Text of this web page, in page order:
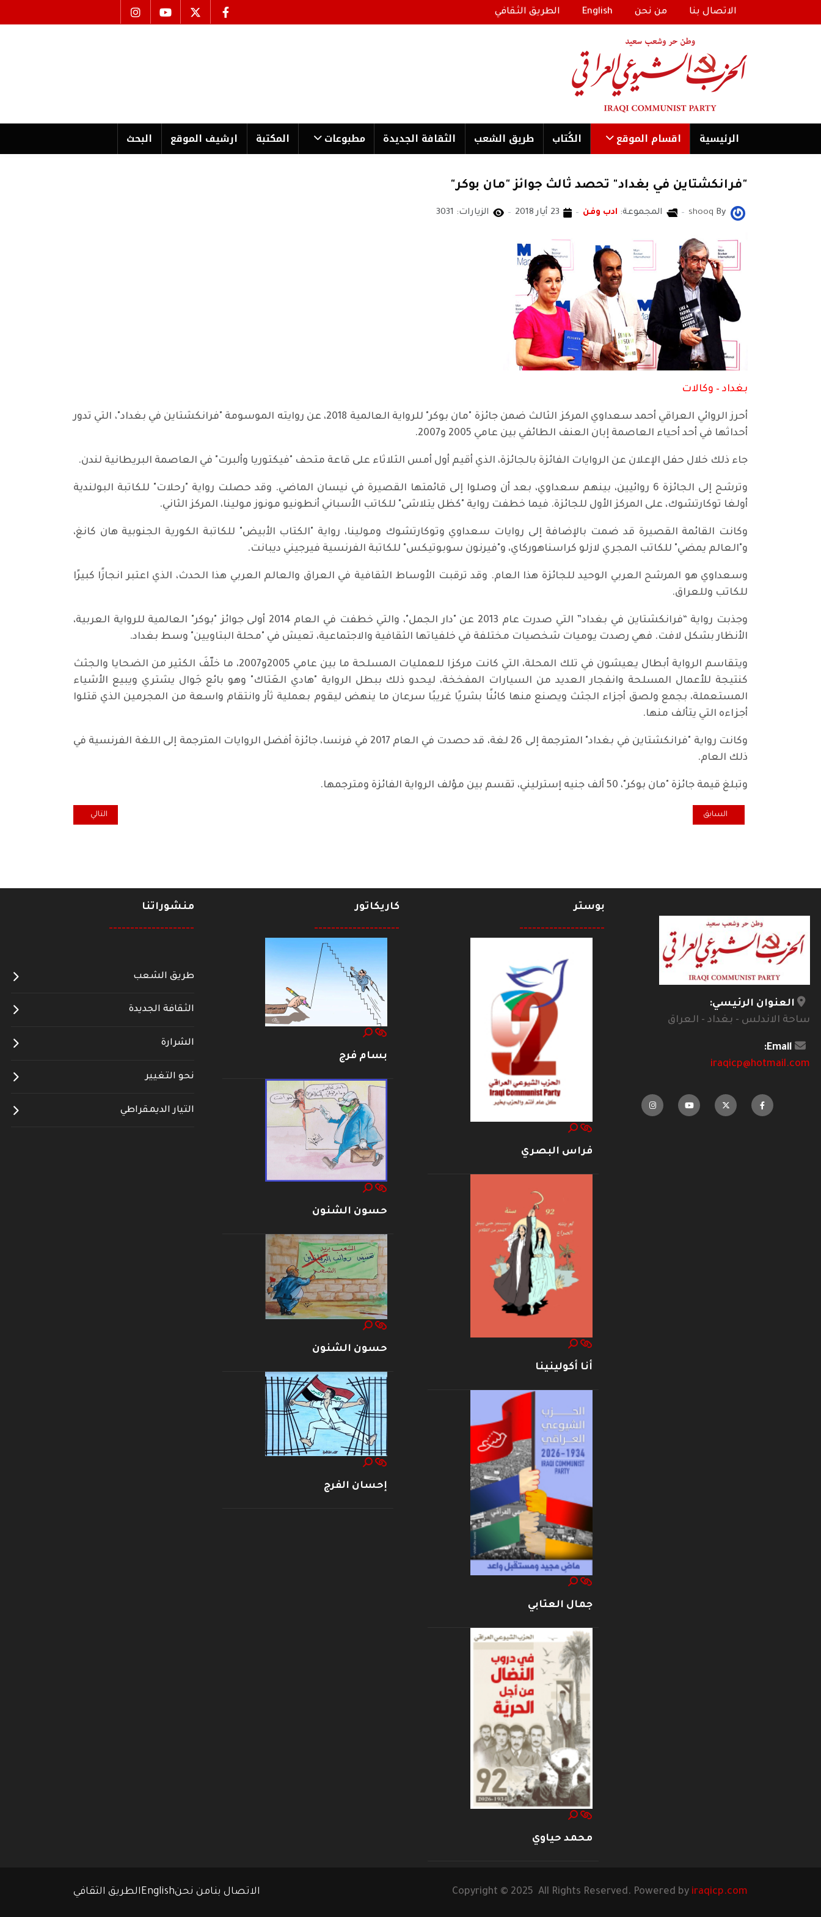
الاتصال بنا من نحن English الطريق الثقافي
الرئیسية اقسام الموقع الكُتاب طریق الشعب الثقافة الجدیدة مطبوعات المكتبة ارشیف الموقع البحث
"فرانكشتاين في بغداد" تحصد ثالث جوائز "مان بوكر"
By
shooq المجموعة: ادب وفن 23 أيار 2018 الزيارات: 3031
بغداد – وكالات
أحرز الروائي العراقي أحمد سعداوي المركز الثالث ضمن جائزة "مان بوكر" للرواية العالمية 2018، عن روايته الموسومة "فرانكشتاين في بغداد"، التي تدور
أحداثها في أحد أحياء العاصمة إبان العنف الطائفي بين عامي 2005 و2007.
جاء ذلك خلال حفل الإعلان عن الروايات الفائزة بالجائزة، الذي أقيم أول أمس الثلاثاء على قاعة متحف "فيكتوريا وألبرت" في العاصمة البريطانية لندن.
وترشح إلى الجائزة 6 روائيين، بينهم سعداوي، بعد أن وصلوا إلى قائمتها القصيرة في نيسان الماضي. وقد حصلت رواية "رحلات" للكاتبة البولندية
أولغا توكارتشوك، على المركز الأول للجائزة. فيما خطفت رواية "كظل يتلاشى" للكاتب الأسباني أنطونيو مونوز مولينا، المركز الثاني.
وكانت القائمة القصيرة قد ضمت بالإضافة إلى روايات سعداوي وتوكارتشوك ومولينا، رواية "الكتاب الأبيض" للكاتبة الكورية الجنوبية هان كانغ،
و"العالم يمضي" للكاتب المجري لازلو كراسناهوركاي، و"فيرنون سوبوتيكس" للكاتبة الفرنسية فيرجيني ديبانت.
وسعداوي هو المرشح العربي الوحيد للجائزة هذا العام. وقد ترقبت الأوساط الثقافية في العراق والعالم العربي هذا الحدث، الذي اعتبر انجازًا كبيرًا
للكاتب وللعراق.
وجذبت رواية “فرانكشتاين في بغداد” التي صدرت عام 2013 عن "دار الجمل"، والتي خطفت في العام 2014 أولى جوائز "بوكر" العالمية للرواية العربية،
الأنظار بشكل لافت. فهي رصدت يوميات شخصيات مختلفة في خلفياتها الثقافية والاجتماعية، تعيش في "محلة البتاويين" وسط بغداد.
ويتقاسم الرواية أبطال يعيشون في تلك المحلة، التي كانت مركزا للعمليات المسلحة ما بين عامي 2005و2007، ما خلّفَ الكثير من الضحايا والجثث
كنتيجة للأعمال المسلحة وانفجار العديد من السيارات المفخخة، ليحدو ذلك ببطل الرواية "هادي العَتاك" وهو بائع جَوال يشتري ويبيع الأشياء
المستعملة، بجمع ولصق أجزاء الجثث ويصنع منها كائنًا بشريًا غريبًا سرعان ما ينهض ليقوم بعملية ثأر وانتقام واسعة من المجرمين الذي قتلوا
أجزاءه التي يتألف منها.
وكانت رواية "فرانكشتاين في بغداد" المترجمة إلى 26 لغة، قد حصدت في العام 2017 في فرنسا، جائزة أفضل الروايات المترجمة إلى اللغة الفرنسية في
ذلك العام.
وتبلغ قيمة جائزة "مان بوكر"، 50 ألف جنيه إسترليني، تقسم بين مؤلف الرواية الفائزة ومترجمها.
المقال السابق: سلامات أيها البلاشفة / كريم جخيور *
السابق المقال التالي: "جانو أنت
التالي
العنوان الرئيسي:
ساحة الاندلس - بغداد - العراق
Email:
iraqicp@hotmail.com
بوستر
--------------------
فراس البصري
أنا أكولينينا
جمال العتابي
محمد حياوي
كاريكاتور
--------------------
بسام فرج
حسون الشنون
حسون الشنون
إحسان الفرج
منشوراتنا
--------------------
طريق الشعب
الثقافة الجديدة
الشرارة
نحو التغيير
التيار الديمقراطي
Copyright © 2025 All Rights Reserved. Powered by iraqicp.com الاتصال بنامن نحنEnglishالطريق الثقافي